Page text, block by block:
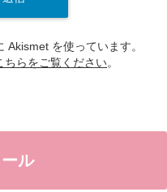
を使っています。
ちらをご覧ください。
ル